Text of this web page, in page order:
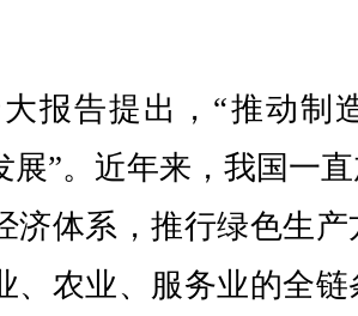
报告提出，“推动制
展”。近年来，我国一
济体系，推行绿色生
、农业、服务业的全